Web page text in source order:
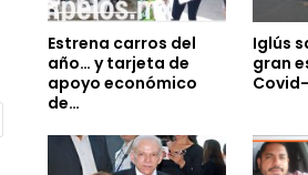
Estrena carros del
año… y tarjeta de
apoyo económico
de…
Iglús
gran
Covid-